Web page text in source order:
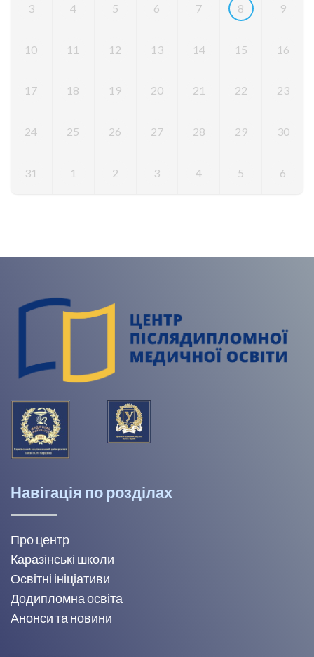
3 4 5 6 7 8 9
10 11 12 13 14 15 16
17 18 19 20 21 22 23
24 25 26 27 28 29 30
31 1 2 3 4 5 6
Навігація по розділах
Про центр
Каразінські школи
Освітні ініціативи
Додипломна освіта
Анонси та новини